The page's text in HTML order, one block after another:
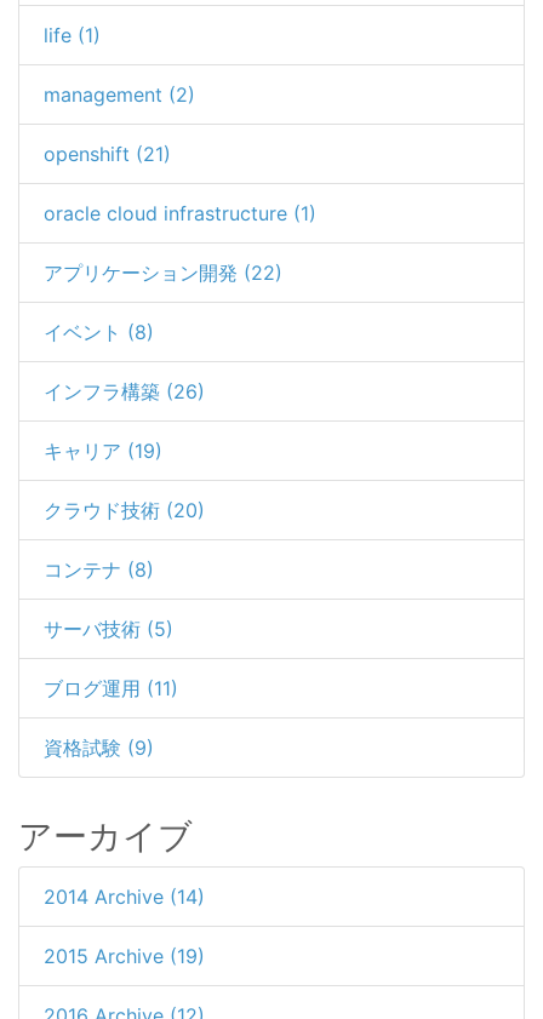
life (1)
management (2)
openshift (21)
oracle cloud infrastructure (1)
アプリケーション開発 (22)
イベント (8)
インフラ構築 (26)
キャリア (19)
クラウド技術 (20)
コンテナ (8)
サーバ技術 (5)
ブログ運用 (11)
資格試験 (9)
アーカイブ
2014 Archive (14)
2015 Archive (19)